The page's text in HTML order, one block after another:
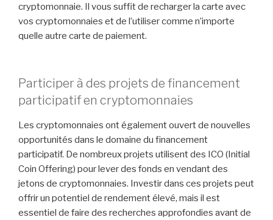
cryptomonnaie. Il vous suffit de recharger la carte avec
vos cryptomonnaies et de l’utiliser comme n’importe
quelle autre carte de paiement.
Participer à des projets de financement
participatif en cryptomonnaies
Les cryptomonnaies ont également ouvert de nouvelles
opportunités dans le domaine du financement
participatif. De nombreux projets utilisent des ICO (Initial
Coin Offering) pour lever des fonds en vendant des
jetons de cryptomonnaies. Investir dans ces projets peut
offrir un potentiel de rendement élevé, mais il est
essentiel de faire des recherches approfondies avant de